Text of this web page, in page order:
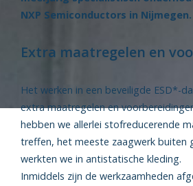
NXP Semiconductors in Nijmegen.
Extra maatregelen en
Het werken in een beveiligde ESD*-
extra maatregelen en
hebben we allerlei stofreducerende
treffen, het meeste zaagwerk buiten
werkten we in antistatische kleding.
Inmiddels zijn de werkzaamheden